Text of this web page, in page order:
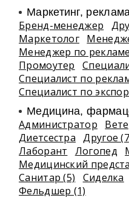
Маркетинг,
Бренд-менеджер
Маркетолог
Менеджер по рекламе
Промоутер
Специалист по
Специалист по
Медицина,
Администратор
Диетсестра
Другое
Лаборант
Логопед
Медицинский
Санитар (5)
Сиделка
Фельдшер (1)